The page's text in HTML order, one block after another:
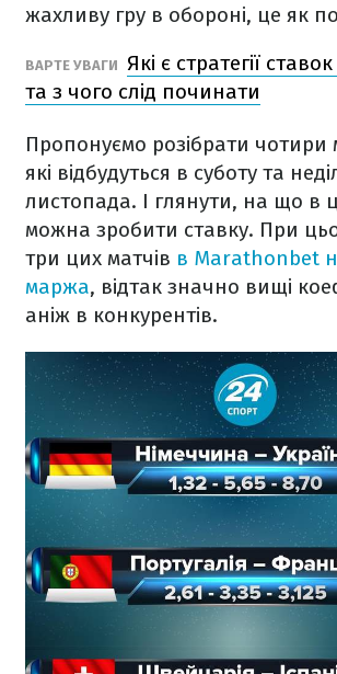
жахливу гру в обороні, це як
ВАРТЕ УВАГИ Які є стратегії
та з чого слід починати
Пропонуємо розібрати чотири
які відбудуться в суботу та
листопада. І глянути, на що в
можна зробити ставку. При
три цих матчів в Marathonbet
маржа, відтак значно вищі
аніж в конкурентів.